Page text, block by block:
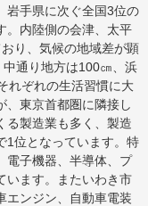
岩手県に次ぐ全国3位の
。内陸側の会津、太平
り、気候の地域差が顕
通り地方は100㎝、浜
れぞれの生活習慣に大
、東京首都圏に隣接し
る製造業も多く、製造
1位となっています。特
電子機器、半導体、プ
います。またいわき市
エンジン、自動車電装